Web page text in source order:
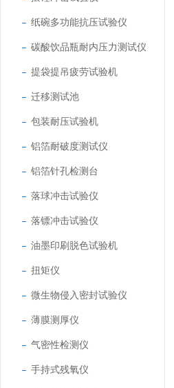
纸碗多功能抗压试验仪
碳酸饮品瓶耐内压力测试仪
提袋提吊疲劳试验机
迁移测试池
包装耐压试验机
铝箔耐破度测试仪
铝箔针孔检测台
落球冲击试验仪
落镖冲击试验仪
油墨印刷脱色试验机
扭矩仪
微生物侵入密封试验仪
薄膜测厚仪
气密性检测仪
手持式残氧仪